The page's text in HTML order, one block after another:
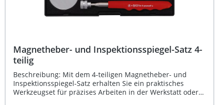
Magnetheber- und Inspektionsspiegel-Satz 4-
teilig
Beschreibung: Mit dem 4-teiligen Magnetheber- und
Inspektionsspiegel-Satz erhalten Sie ein praktisches
Werkzeugset für präzises Arbeiten in der Werkstatt oder